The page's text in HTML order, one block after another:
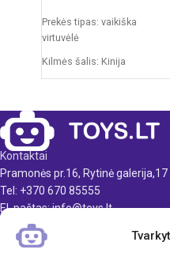
Prekės tipas: vaikiška
virtuvėlė
Kilmės šalis: Kinija
Produkto medžiaga: plastikas
Rekomenduojamas amžius:
Elementai: 3 x AA
(nepridedamos)
Kontaktai
Pramonės pr.16, Rytinė
Tel: +370 670 85555
El. paštas: info@toys.lt
TOYS.LT